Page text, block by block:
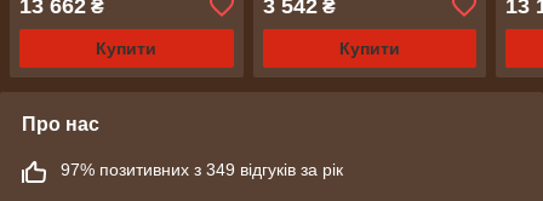
13 662 ₴
Купити
3 542₴
Купити
13
Про нас
97% позитивних з 349 відгуків за рік